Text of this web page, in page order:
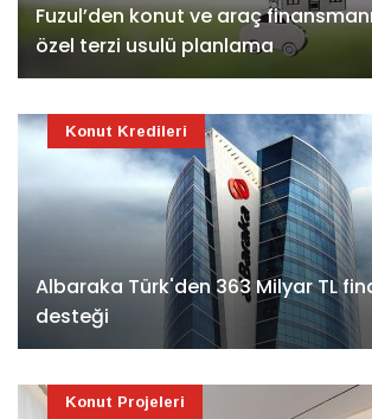
Fuzul’den konut ve araç
özel terzi usulü planlama
Albaraka Türk'den 363 Milyar TL
desteği
Konut Kredileri
Konut Projeleri